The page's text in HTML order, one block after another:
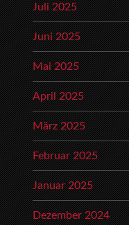
Juli 2025
Juni 2025
Mai 2025
April 2025
März 2025
Februar 2025
Januar 2025
Dezember 2024